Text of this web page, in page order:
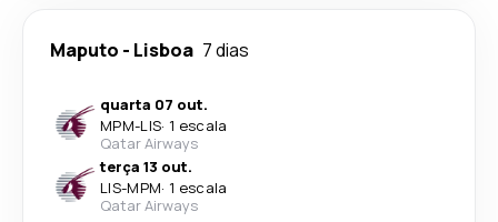
Maputo - Lisboa 7 dias
quarta 07 out.
MPM-LIS· 1 escala
Qatar Airways
terça 13 out.
LIS-MPM· 1 escala
Qatar Airways